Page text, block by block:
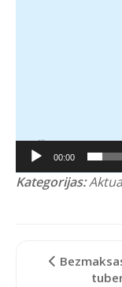
00:00
Kategorijas: